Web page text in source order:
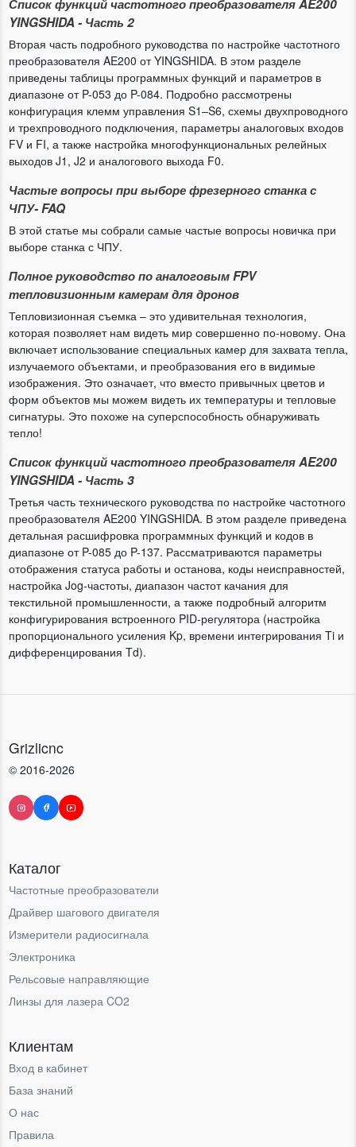
Список функций частотного преобразователя AE200
YINGSHIDA - Часть 2
Вторая часть подробного руководства по настройке частотного
преобразователя AE200 от YINGSHIDA. В этом разделе
приведены таблицы программных функций и параметров в
диапазоне от P-053 до P-084. Подробно рассмотрены
конфигурация клемм управления S1–S6, схемы двухпроводного
и трехпроводного подключения, параметры аналоговых входов
FV и FI, а также настройка многофункциональных релейных
выходов J1, J2 и аналогового выхода F0.
Частые вопросы при выборе фрезерного станка с
ЧПУ- FAQ
В этой статье мы собрали самые частые вопросы новичка при
выборе станка с ЧПУ.
Полное руководство по аналоговым FPV
тепловизионным камерам для дронов
Тепловизионная съемка – это удивительная технология,
которая позволяет нам видеть мир совершенно по-новому. Она
включает использование специальных камер для захвата тепла,
излучаемого объектами, и преобразования его в видимые
изображения. Это означает, что вместо привычных цветов и
форм объектов мы можем видеть их температуры и тепловые
сигнатуры. Это похоже на суперспособность обнаруживать
тепло!
Список функций частотного преобразователя AE200
YINGSHIDA - Часть 3
Третья часть технического руководства по настройке частотного
преобразователя AE200 YINGSHIDA. В этом разделе приведена
детальная расшифровка программных функций и кодов в
диапазоне от P-085 до P-137. Рассматриваются параметры
отображения статуса работы и останова, коды неисправностей,
настройка Jog-частоты, диапазон частот качания для
текстильной промышленности, а также подробный алгоритм
конфигурирования встроенного PID-регулятора (настройка
пропорционального усиления Kp, времени интегрирования Ti и
дифференцирования Td).
Grizlicnc
© 2016-2026
Каталог
Частотные преобразователи
Драйвер шагового двигателя
Измерители радиосигнала
Электроника
Рельсовые направляющие
Линзы для лазера CO2
Клиентам
Вход в кабинет
База знаний
О нас
Правила